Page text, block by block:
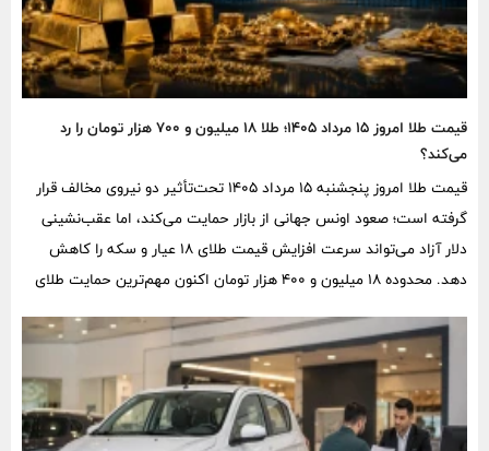
قیمت طلا امروز ۱۵ مرداد ۱۴۰۵؛ طلا ۱۸ میلیون و ۷۰۰ هزار تومان را رد
می‌کند؟
قیمت طلا امروز پنجشنبه ۱۵ مرداد ۱۴۰۵ تحت‌تأثیر دو نیروی مخالف قرار
گرفته است؛ صعود اونس جهانی از بازار حمایت می‌کند، اما عقب‌نشینی
دلار آزاد می‌تواند سرعت افزایش قیمت طلای ۱۸ عیار و سکه را کاهش
دهد. محدوده ۱۸ میلیون و ۴۰۰ هزار تومان اکنون مهم‌ترین حمایت طلای
۱۸ عیار محسوب می‌شود.